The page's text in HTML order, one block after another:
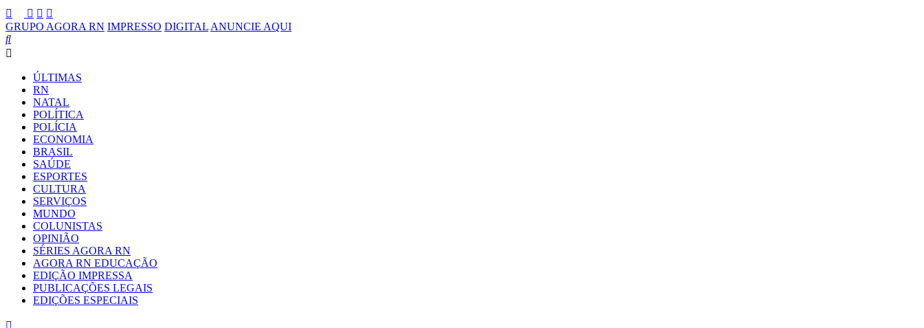
GRUPO AGORA RN IMPRESSO DIGITAL ANUNCIE AQUI
ÚLTIMAS
RN
NATAL
POLÍTICA
POLÍCIA
ECONOMIA
BRASIL
SAÚDE
ESPORTES
CULTURA
SERVIÇOS
MUNDO
COLUNISTAS
OPINIÃO
SÉRIES AGORA RN
AGORA RN EDUCAÇÃO
EDIÇÃO IMPRESSA
PUBLICAÇÕES LEGAIS
EDIÇÕES ESPECIAIS